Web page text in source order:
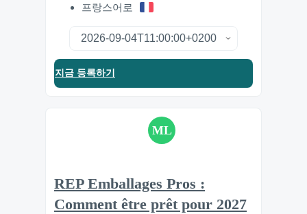
프랑스어로
지금 등록하기
ML
REP Emballages Pros :
Comment être prêt pour 2027